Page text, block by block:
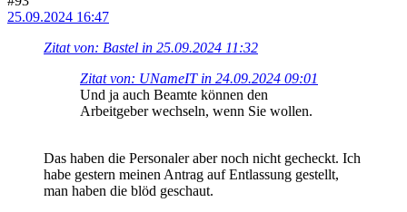
25.09.2024 16:47
Zitat von: Bastel in 25.09.2024 11:32
Zitat von: UNameIT in 24.09.2024 09:01
Und ja auch Beamte können den
Arbeitgeber wechseln, wenn Sie wollen.
Das haben die Personaler aber noch nicht gecheckt. Ich
habe gestern meinen Antrag auf Entlassung gestellt,
man haben die blöd geschaut.